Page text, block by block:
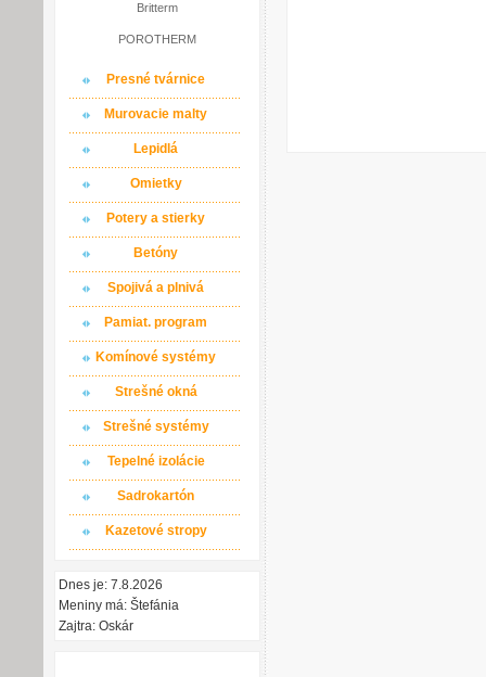
Britterm
POROTHERM
Presné tvárnice
Murovacie malty
Lepidlá
Omietky
Potery a stierky
Betóny
Spojivá a plnivá
Pamiat. program
Komínové systémy
Strešné okná
Strešné systémy
Tepelné izolácie
Sadrokartón
Kazetové stropy
Dnes je: 7.8.2026
Meniny má: Štefánia
Zajtra: Oskár